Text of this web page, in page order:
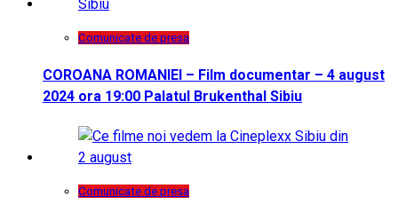
Comunicate de presa
COROANA ROMANIEI – Film documentar – 4 august
2024 ora 19:00 Palatul Brukenthal Sibiu
Comunicate de presa